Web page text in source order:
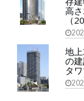
高
（
地
の
タ